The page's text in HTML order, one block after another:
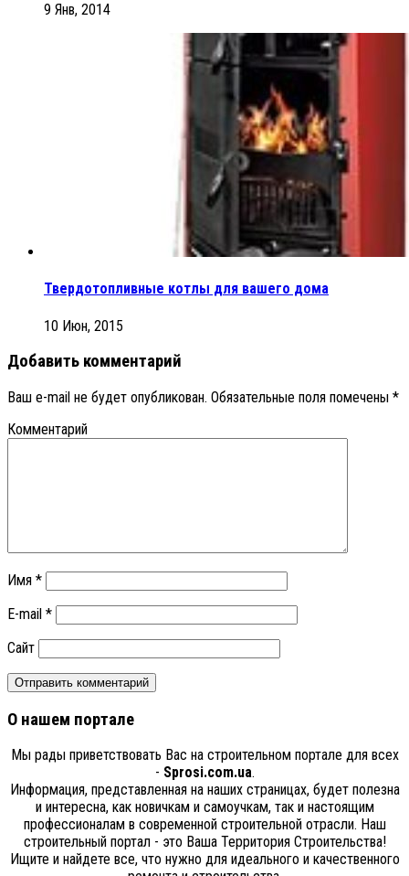
9 Янв, 2014
Твердотопливные котлы для вашего дома
10 Июн, 2015
Добавить комментарий
Ваш e-mail не будет опубликован. Обязательные поля помечены *
Комментарий
Имя *
E-mail *
Сайт
О нашем портале
Мы рады приветствовать Вас на строительном портале для всех
- Sprosi.com.ua.
Информация, представленная на наших страницах, будет полезна
и интересна, как новичкам и самоучкам, так и настоящим
профессионалам в современной строительной отрасли. Наш
строительный портал - это Ваша Территория Строительства!
Ищите и найдете все, что нужно для идеального и качественного